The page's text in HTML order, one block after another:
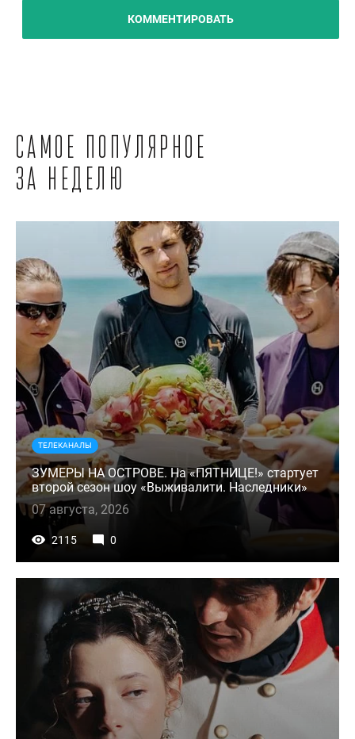
КОММЕНТИРОВАТЬ
Самое популярное
за неделю
ТЕЛЕКАНАЛЫ
ЗУМЕРЫ НА ОСТРОВЕ. На «ПЯТНИЦЕ!» стартует
второй сезон шоу «Выживалити. Наследники»
07 августа, 2026
2115 0